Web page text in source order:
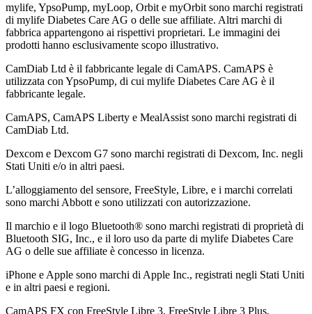
mylife, YpsoPump, myLoop, Orbit e myOrbit sono marchi registrati
di mylife Diabetes Care AG o delle sue affiliate. Altri marchi di
fabbrica appartengono ai rispettivi proprietari. Le immagini dei
prodotti hanno esclusivamente scopo illustrativo.
CamDiab Ltd è il fabbricante legale di CamAPS. CamAPS è
utilizzata con YpsoPump, di cui mylife Diabetes Care AG è il
fabbricante legale.
CamAPS, CamAPS Liberty e MealAssist sono marchi registrati di
CamDiab Ltd.
Dexcom e Dexcom G7 sono marchi registrati di Dexcom, Inc. negli
Stati Uniti e/o in altri paesi.
L’alloggiamento del sensore, FreeStyle, Libre, e i marchi correlati
sono marchi Abbott e sono utilizzati con autorizzazione.
Il marchio e il logo Bluetooth® sono marchi registrati di proprietà di
Bluetooth SIG, Inc., e il loro uso da parte di mylife Diabetes Care
AG o delle sue affiliate è concesso in licenza.
iPhone e Apple sono marchi di Apple Inc., registrati negli Stati Uniti
e in altri paesi e regioni.
CamAPS FX con FreeStyle Libre 3, FreeStyle Libre 3 Plus,